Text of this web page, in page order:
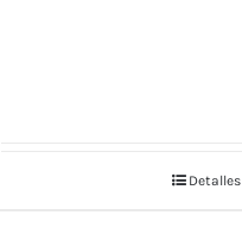
Detalles